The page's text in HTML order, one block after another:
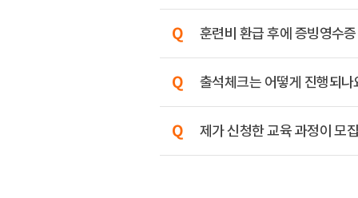
훈련비 환급 후에 증빙영수
출석체크는 어떻게 진행되나
제가 신청한 교육 과정이 모